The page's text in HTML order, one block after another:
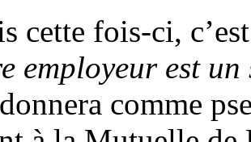
cette fois-ci,
employeur est
comme